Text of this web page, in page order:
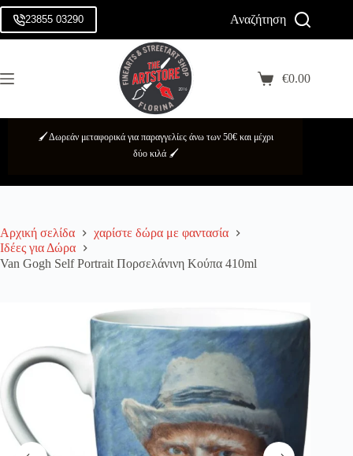
Μετάβαση
στο
περιεχόμενο
results
Προσφορές
Σχετικά
Login
Username or Email Address
Κωδικός πρόσβασης
Forgot Password?
Username
Email
Τα προσωπικά σας δεδομένα χρησιμοποιούνται για την ορθή
λειτουργία του site. Διαβάστε περισσότερα στοπολιτική απορρήτου
Register
Username or Email Address
23855 03290 Αναζήτηση
Καλάθι
€0.00
🖌️ Δωρεάν μεταφορικά για παραγγελίες άνω των 50€ και μέχρι
δύο κιλά 🖌️
Αρχική σελίδα
χαρίστε δώρα με φαντασία
Ιδέες για Δώρα
Van Gogh Self Portrait Πορσελάνινη Κούπα 410ml